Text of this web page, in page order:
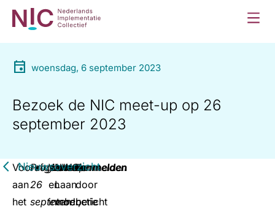
Bezoek de NIC meet-up op 26
september 2023
woensdag, 6 september 2023
Nieuwsoverzicht
Voorafgaand
aan
het
Programma
26
september,
Welkom
en
introductie
Locatie
NWO,
Laan
van
Aanmelden
Aanmelden
door
bericht